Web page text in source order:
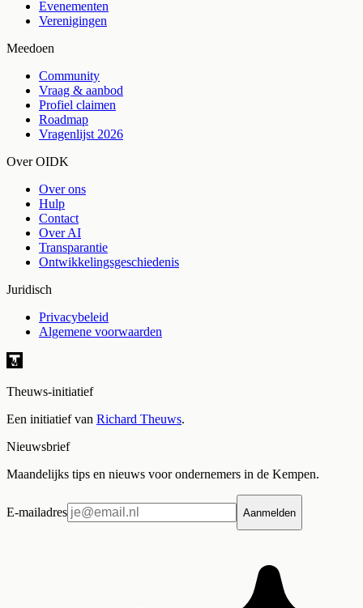
Evenementen
Verenigingen
Meedoen
Community
Vraag & aanbod
Profiel claimen
Roadmap
Vragenlijst 2026
Over OIDK
Over ons
Hulp
Contact
Over AI
Transparantie
Ontwikkelingsgeschiedenis
Juridisch
Privacybeleid
Algemene voorwaarden
Theuws-initiatief
Een initiatief van Richard Theuws.
Nieuwsbrief
Maandelijks tips en nieuws voor ondernemers in de Kempen.
E-mailadres Aanmelden